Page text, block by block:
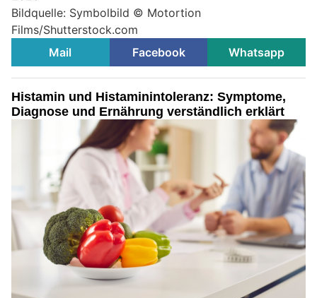
Bildquelle: Symbolbild © Motortion
Films/Shutterstock.com
Mail
Facebook Whatsapp
Histamin und Histaminintoleranz: Symptome,
Diagnose und Ernährung verständlich erklärt